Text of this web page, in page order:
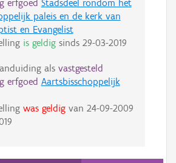
erfgoed Stadsdeel rondom het
paleis en de kerk van
en Evangelist
is geldigsinds 29-03-2019
als vastgesteld
erfgoed Aartsbisschoppelijk
was geldigvan 24-09-2009